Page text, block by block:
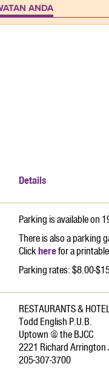
ANDA
Details
Parking is available on
There is also a parking
Clickherefor a
Parking rates: $8.00-
RESTAURANTS &
Todd English P.U.B.
Uptown @ the BJCC
2221 Richard Arrington
205-307-3700